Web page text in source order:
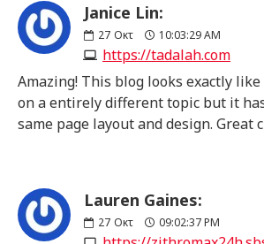
Janice Lin:
27 Οκτ 10:03:29 AM
https://tadalah.com
Amazing! This blog looks exactly
on a entirely different topic but it
same page layout and design. Great
Lauren Gaines:
27 Οκτ 09:02:37 PM